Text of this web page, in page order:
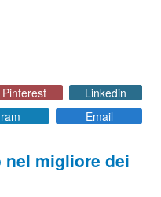
Pinterest
Linkedin
Email
migliore dei